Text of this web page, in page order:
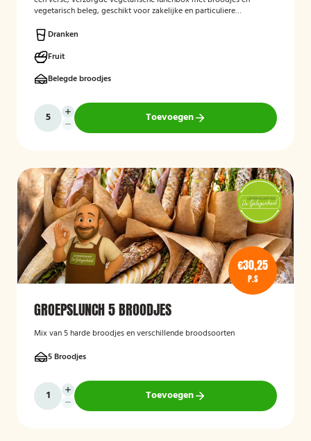
vegetarisch beleg, geschikt voor zakelijke en particuliere
Dranken
Fruit
Belegde broodjes
Toevoegen
€30,25
P.S
GROEPSLUNCH 5 BROODJES
Mix van 5 harde broodjes en verschillende broodsoorten
5 Broodjes
Toevoegen